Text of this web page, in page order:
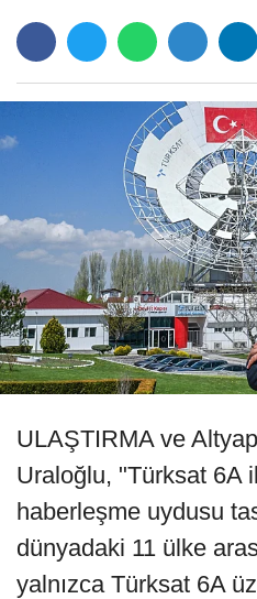
ULAŞTIRMA ve
Uraloğlu, "Türksat 6A
haberleşme uydusu
dünyadaki 11 ülke
yalnızca Türksat 6A